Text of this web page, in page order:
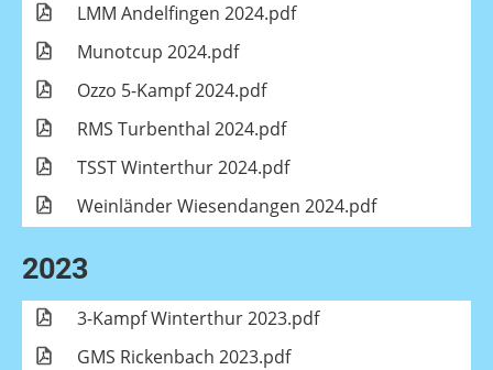
LMM Andelfingen 2024.pdf
Munotcup 2024.pdf
Ozzo 5-Kampf 2024.pdf
RMS Turbenthal 2024.pdf
TSST Winterthur 2024.pdf
Weinländer Wiesendangen 2024.pdf
2023
3-Kampf Winterthur 2023.pdf
GMS Rickenbach 2023.pdf